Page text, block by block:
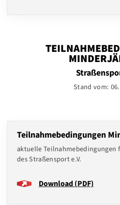
Stand vom:
Teilnahmebedingungen
aktuelle Teilnahmebedingungen
des Straßensport e.V.
Download (PDF)